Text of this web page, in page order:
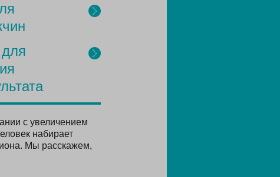
с увеличением
набирает
Мы расскажем,